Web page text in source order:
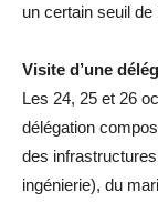
un certain seuil
Visite d’une
Les 24, 25 et 26
délégation
des
ingénierie), du